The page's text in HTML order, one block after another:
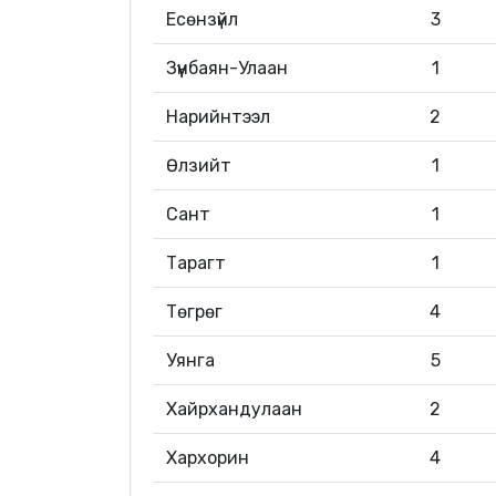
Есөнзүйл 3
Зүүнбаян-Улаан 1
Нарийнтээл 2
Өлзийт 1
Сант 1
Тарагт 1
Төгрөг 4
Уянга 5
Хайрхандулаан 2
Хархорин 4